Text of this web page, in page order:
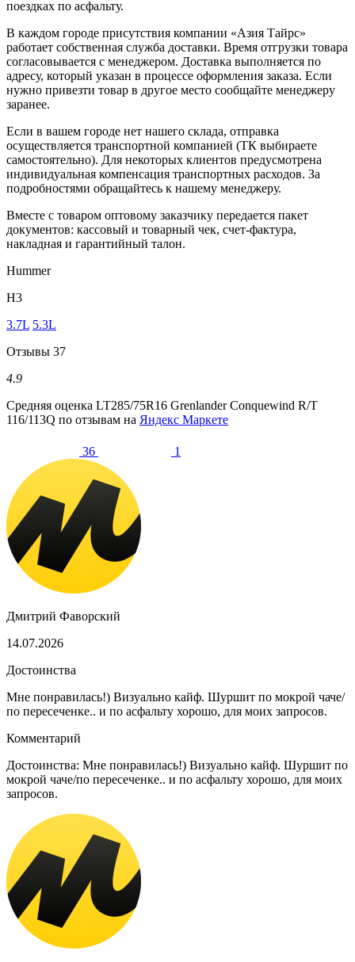
поездках по асфальту.
В каждом городе присутствия компании «Азия Тайрс»
работает собственная служба доставки. Время отгрузки товара
согласовывается с менеджером. Доставка выполняется по
адресу, который указан в процессе оформления заказа. Если
нужно привезти товар в другое место сообщайте менеджеру
заранее.
Если в вашем городе нет нашего склада, отправка
осуществляется транспортной компанией (ТК выбираете
самостоятельно). Для некоторых клиентов предусмотрена
индивидуальная компенсация транспортных расходов. За
подробностями обращайтесь к нашему менеджеру.
Вместе с товаром оптовому заказчику передается пакет
документов: кассовый и товарный чек, счет-фактура,
накладная и гарантийный талон.
Hummer
H3
3.7L 5.3L
Отзывы 37
4.9
Средняя оценка LT285/75R16 Grenlander Conquewind R/T
116/113Q по отзывам на Яндекс Маркете
36 1
Дмитрий Фаворский
14.07.2026
Достоинства
Мне понравилась!) Визуально кайф. Шуршит по мокрой чаче/
по пересеченке.. и по асфальту хорошо, для моих запросов.
Комментарий
Достоинства: Мне понравилась!) Визуально кайф. Шуршит по
мокрой чаче/по пересеченке.. и по асфальту хорошо, для моих
запросов.